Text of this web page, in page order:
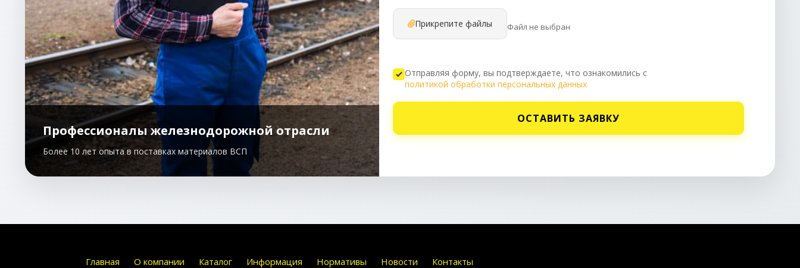
Профессионалы железнодорожной отрасли
Более 10 лет опыта в поставках материалов ВСП
Прикрепите файлы Файл не выбран
Отправляя форму, вы подтверждаете, что ознакомились с
политикой обработки персональных данных
ОСТАВИТЬ ЗАЯВКУ
Главная О компании Каталог Информация Нормативы Новости Контакты